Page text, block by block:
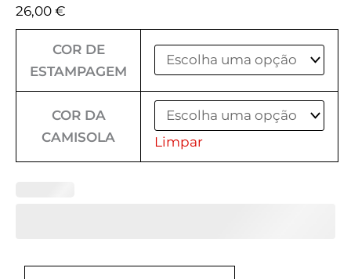
26,00 €
COR DE
ESTAMPAGEM
COR DA
CAMISOLA
Limpar